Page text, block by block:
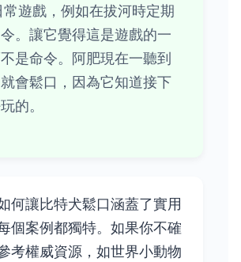
遊戲，例如在拔河時定期
。讓它覺得這是遊戲的一
是命令。阿肥現在一聽到
就會鬆口，因為它知道接下
的。
何讓比特犬鬆口涵蓋了實用
個案例都獨特。如果你不確
考權威資源，如世界小動物